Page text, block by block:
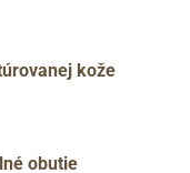
kože
obutie